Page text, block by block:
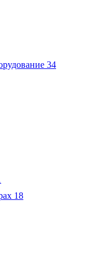
34
18